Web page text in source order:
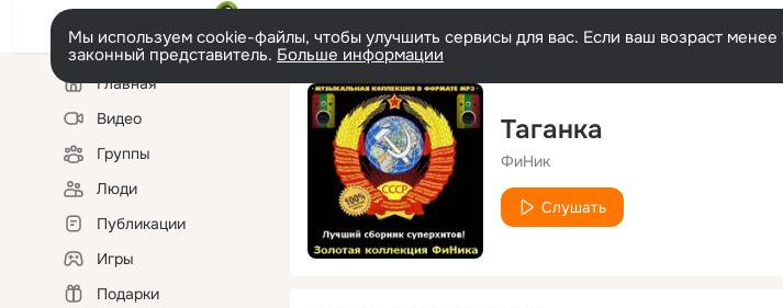
Мы используем cookie-файлы, чтобы улучшить сервисы для вас. Если ваш возраст
законный представитель. Больше информации
Левая
колонкаГлавная
Видео
Группы
Люди
Публикации
Игры
Подарки
Таганка
ФиНик
Слушать